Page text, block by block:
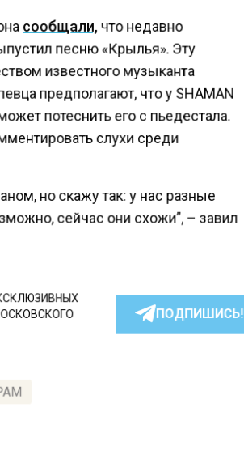
сообщали, что недавно
песню «Крылья». Эту
известного музыканта
предполагают, что у SHAMAN
потеснить его с пьедестала.
слухи среди
но скажу так: у нас разные
сейчас они схожи”, – завил
ПОДПИШИСЬ!